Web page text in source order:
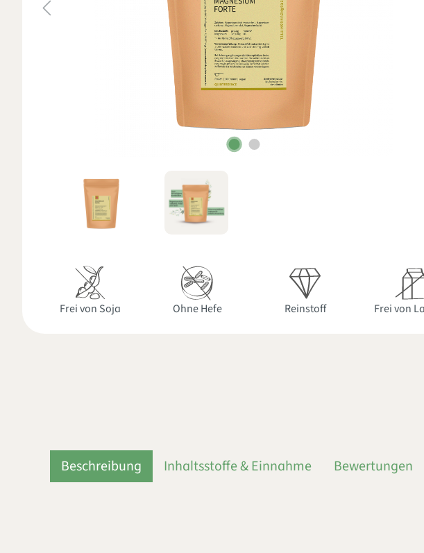
Frei von Soja Ohne Hefe Reinstoff Frei von
Beschreibung Inhaltsstoffe & Einnahme Bewertungen